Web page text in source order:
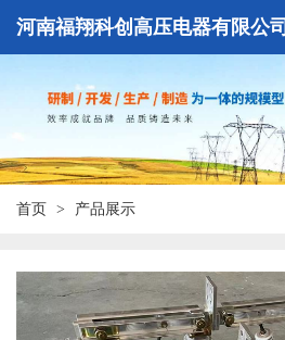
河南福翔科创高压电器有限公司
首页 产品展示